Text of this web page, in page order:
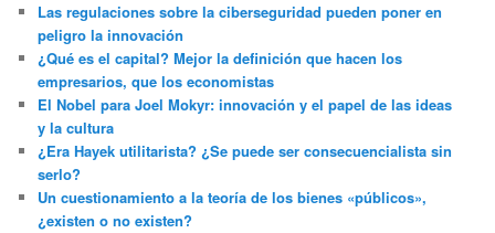
Las regulaciones sobre la ciberseguridad pueden poner en
peligro la innovación
¿Qué es el capital? Mejor la definición que hacen los
empresarios, que los economistas
El Nobel para Joel Mokyr: innovación y el papel de las ideas
y la cultura
¿Era Hayek utilitarista? ¿Se puede ser consecuencialista sin
serlo?
Un cuestionamiento a la teoría de los bienes «públicos»,
¿existen o no existen?